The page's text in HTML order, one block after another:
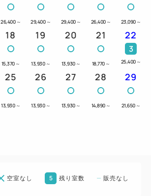
26,400 ～ 29,400 ～ 29,400 ～ 26,400 ～ 23,090 ～
18
15,370 ～
19
13,930 ～
20
13,930 ～
21
18,770 ～
22
3
25,400 ～
25
13,930 ～
26
13,930 ～
27
13,930 ～
28
14,890 ～
29
21,650 ～
空室なし 5 残り室数 販売なし